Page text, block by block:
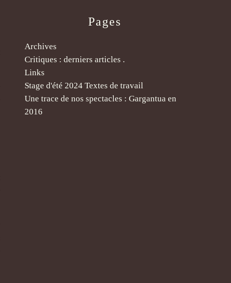
Pages
Archives
Critiques : derniers articles .
Links
Stage d'été 2024 Textes de travail
Une trace de nos spectacles : Gargantua en
2016